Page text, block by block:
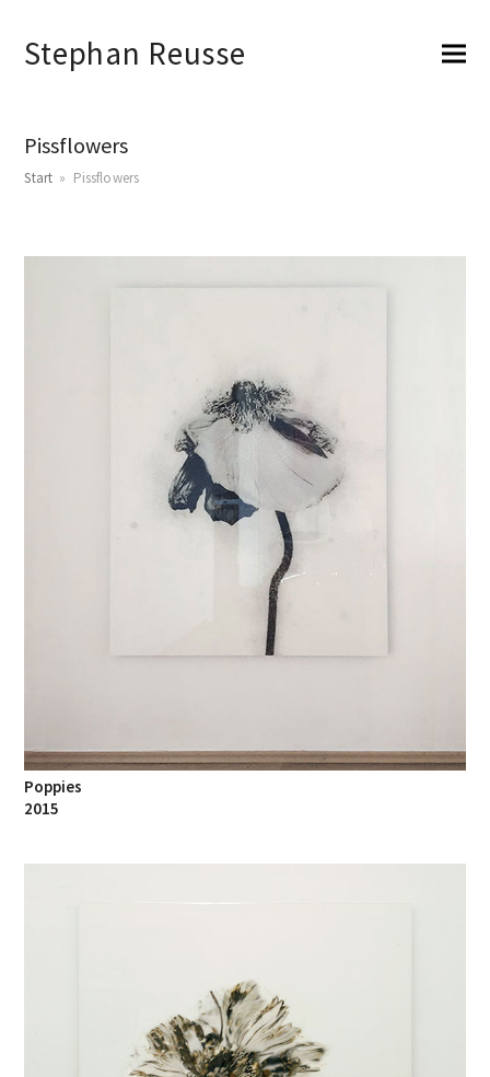
Stephan Reusse
Pissflowers
Start » Pissflowers
Poppies
2015